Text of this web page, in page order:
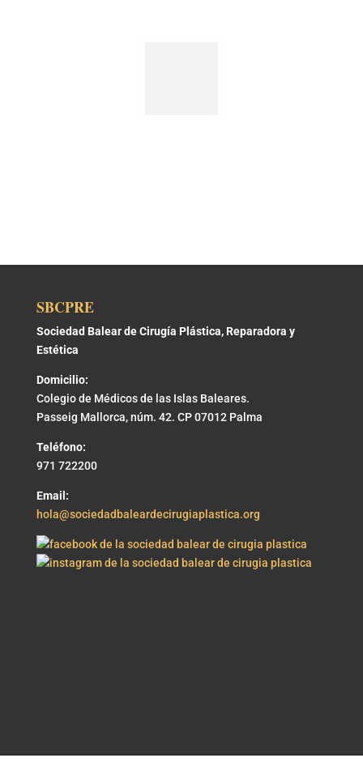
SBCPRE
Sociedad Balear de Cirugía Plástica, Reparadora y
Estética
Domicilio:
Colegio de Médicos de las Islas Baleares.
Passeig Mallorca, núm. 42. CP 07012 Palma
Teléfono:
971 722200
Email:
hola@sociedadbaleardecirugiaplastica.org